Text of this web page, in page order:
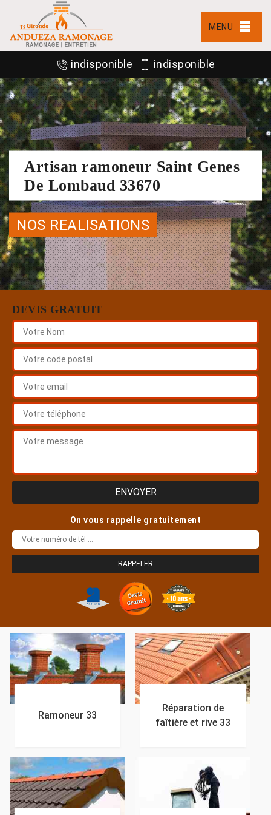
MENU
indisponible indisponible
Artisan ramoneur Saint Genes
De Lombaud 33670
NOS REALISATIONS
DEVIS GRATUIT
On vous rappelle gratuitement
Ramoneur 33
Réparation de
faîtière et rive 33